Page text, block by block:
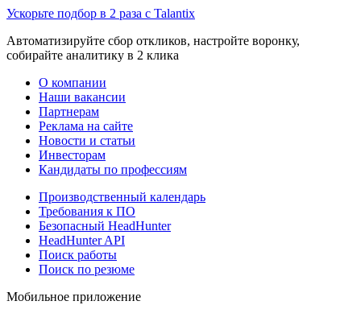
Ускорьте подбор в 2 раза с Talantix
Автоматизируйте сбор откликов, настройте воронку,
собирайте аналитику в 2 клика
О компании
Наши вакансии
Партнерам
Реклама на сайте
Новости и статьи
Инвесторам
Кандидаты по профессиям
Производственный календарь
Требования к ПО
Безопасный HeadHunter
HeadHunter API
Поиск работы
Поиск по резюме
Мобильное приложение